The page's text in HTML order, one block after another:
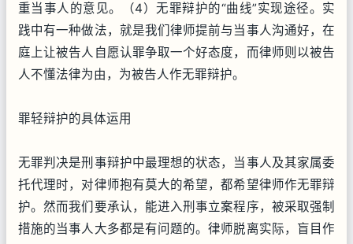
重当事人的意见。（4）无罪辩护的“曲线”实现途径。实
践中有一种做法，就是我们律师提前与当事人沟通好，在
庭上让被告人自愿认罪争取一个好态度，而律师则以被告
人不懂法律为由，为被告人作无罪辩护。
罪轻辩护的具体运用
无罪判决是刑事辩护中最理想的状态，当事人及其家属委
托代理时，对律师抱有莫大的希望，都希望律师作无罪辩
护。然而我们要承认，能进入刑事立案程序，被采取强制
措施的当事人大多都是有问题的。律师脱离实际，盲目作